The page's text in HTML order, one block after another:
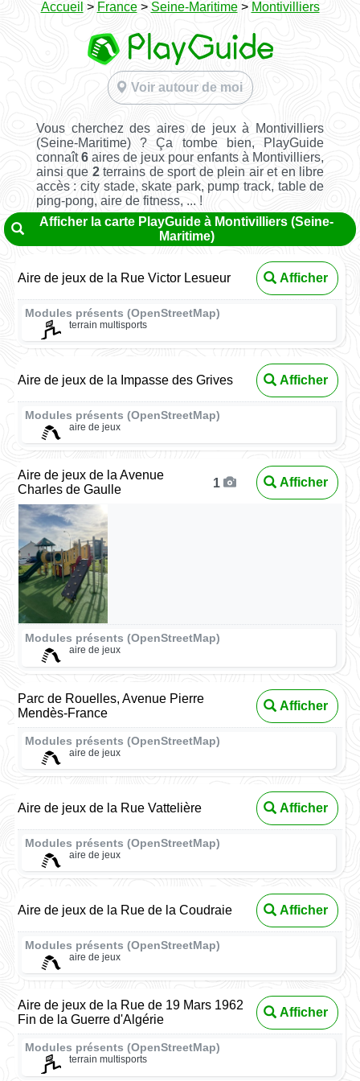
Accueil > France> Seine-Maritime> Montivilliers
Voir autour de moi
Vous cherchez des aires de jeux à Montivilliers
(Seine-Maritime) ? Ça tombe bien, PlayGuide
connaît6aires de jeux pour enfants à Montivilliers,
ainsi que 2terrains de sport de plein air et en libre
accès : city stade, skate park, pump track, table de
ping-pong, aire de fitness, ... !
Afficher la carte PlayGuide à Montivilliers (Seine-
Maritime)
Aire de jeux de la Rue Victor Lesueur Afficher
Modules présents (OpenStreetMap)
terrain multisports
Aire de jeux de la Impasse des Grives Afficher
Modules présents (OpenStreetMap)
aire de jeux
Aire de jeux de la Avenue
Charles de Gaulle
1 Afficher
Modules présents (OpenStreetMap)
aire de jeux
Parc de Rouelles, Avenue Pierre
Mendès-France
Afficher
Modules présents (OpenStreetMap)
aire de jeux
Aire de jeux de la Rue Vattelière Afficher
Modules présents (OpenStreetMap)
aire de jeux
Aire de jeux de la Rue de la Coudraie Afficher
Modules présents (OpenStreetMap)
aire de jeux
Aire de jeux de la Rue de 19 Mars 1962
Fin de la Guerre d'Algérie
Afficher
Modules présents (OpenStreetMap)
terrain multisports